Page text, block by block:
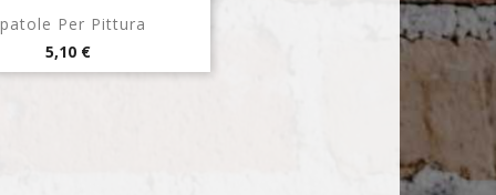
Per Pittura
Prezzo
5,10 €
Anteprima